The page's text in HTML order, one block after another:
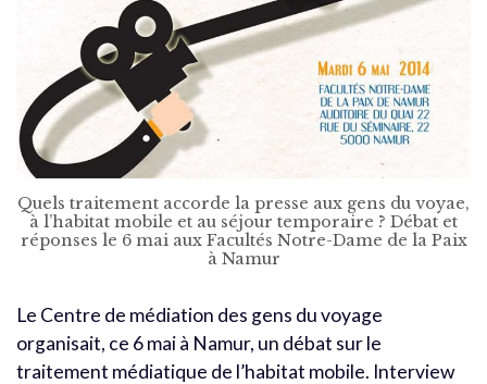
Quels traitement accorde la presse aux gens du voyae,
à l’habitat mobile et au séjour temporaire ? Débat et
réponses le 6 mai aux Facultés Notre-Dame de la Paix
à Namur
Le Centre de médiation des gens du voyage
organisait, ce 6 mai à Namur, un débat sur le
traitement médiatique de l’habitat mobile. Interview